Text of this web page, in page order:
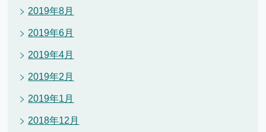
2019年8月
2019年6月
2019年4月
2019年2月
2019年1月
2018年12月